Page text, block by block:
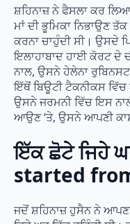
ਸ਼ਹਿਨਾਜ਼ ਨੇ ਫੈਸਲਾ ਕਰ
ਮਾਂ ਦੀ ਭੂਮਿਕਾ ਨਿਭਾਉਣ
ਕਰਨਾ ਚਾਹੁੰਦੀ ਸੀ। ਉਸਦੇ
ਇਲਾਹਾਬਾਦ ਹਾਈ ਕੋਰਟ ਦੇ
ਨਾਲ, ਉਸਨੇ ਹੇਲੇਨਾ
ਇੱਥੋਂ ਬਿਊਟੀ ਟੈਕਨੀਕਸ
ਉਸਨੇ ਜਰਮਨੀ ਵਿੱਚ ਇਸ
ਆਉਣ ‘ਤੇ, ਉਸਨੇ ਆਪਣੀ
ਇੱਕ ਛੋਟੇ ਜਿਹੇ
started
ਜਦੋਂ ਸ਼ਹਿਨਾਜ਼ ਹੁਸੈਨ ਨੇ